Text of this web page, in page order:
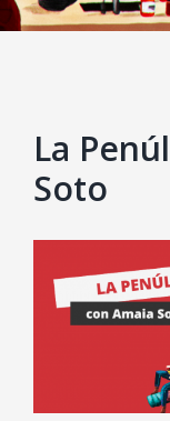
La
Soto
Larger
Image